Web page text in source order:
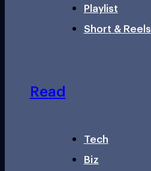
Playlist
Short & Reels
Read
Tech
Biz